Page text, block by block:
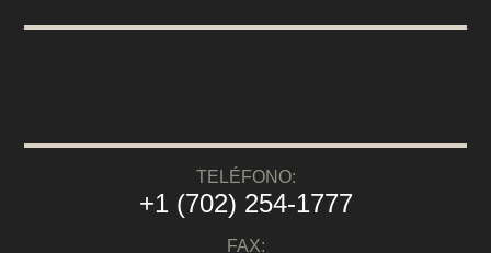
TELÉFONO:
+1 (702) 254-1777
FAX: